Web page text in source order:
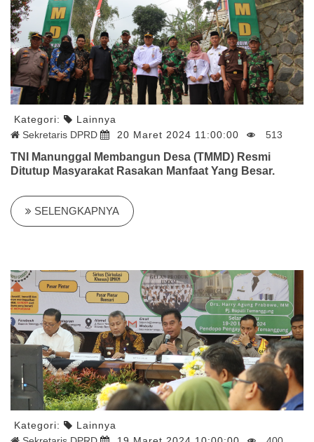
Kategori:
Lainnya
Sekretaris DPRD
20 Maret 2024 11:00:00 513
TNI Manunggal Membangun Desa (TMMD) Resmi
Ditutup Masyarakat Rasakan Manfaat Yang Besar.
SELENGKAPNYA
Kategori:
Lainnya